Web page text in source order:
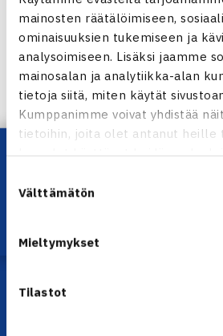
mainosten räätälöimiseen,
ominaisuuksien tukemiseen ja
analysoimiseen. Lisäksi jaamme
mainosalan ja analytiikka-alan
tietoja siitä, miten käytät
Kumppanimme voivat yhdistää
tietoihin, joita olet antanut heille
kun olet käyttänyt heidän
valinta
Välttämätön
Mieltymykset
Tilastot
← Edellinen
Seuraava uutinen: Tennisliitto
Paralympiakomitean
Lataa OmaTennis!
YHTEYSTIEDOT
Olympiastadion, Paavo Nurmen tie 1,